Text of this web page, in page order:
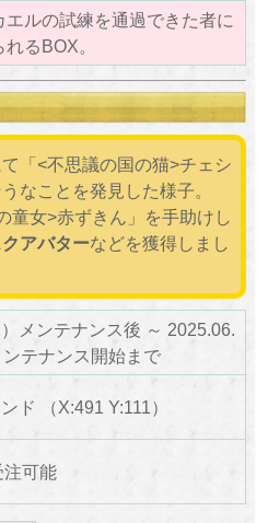
エルの試練を通過できた者に
れるBOX。
「<不思議の国の猫>チェシ
なことを発見した様子。
童女>赤ずきん」を手助けし
アバターなどを獲得しまし
メンテナンス後 ～ 2025.06.
テナンス開始まで
ド （X:491 Y:111）
注可能